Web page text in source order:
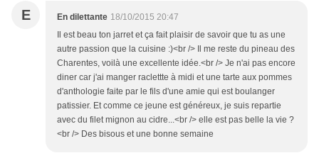
E En dilettante 18/10/2015 20:47
Il est beau ton jarret et ça fait plaisir de savoir que tu as une
autre passion que la cuisine :)<br /> Il me reste du pineau des
Charentes, voilà une excellente idée.<br /> Je n'ai pas encore
diner car j'ai manger raclettte à midi et une tarte aux pommes
d'anthologie faite par le fils d'une amie qui est boulanger
patissier. Et comme ce jeune est généreux, je suis repartie
avec du filet mignon au cidre...<br /> elle est pas belle la vie ?
<br /> Des bisous et une bonne semaine